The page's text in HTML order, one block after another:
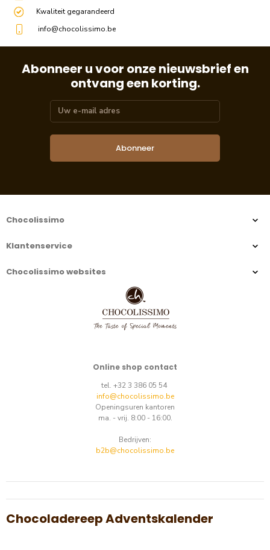
Kwaliteit gegarandeerd
info@chocolissimo.be
Abonneer u voor onze nieuwsbrief en
ontvang een korting.
Abonneer
Chocolissimo
Klantenservice
Chocolissimo websites
Online shop contact
tel. +32 3 386 05 54
info@chocolissimo.be
Openingsuren kantoren
ma. - vrij. 8:00 - 16:00.
Bedrijven:
b2b@chocolissimo.be
Chocoladereep Adventskalender